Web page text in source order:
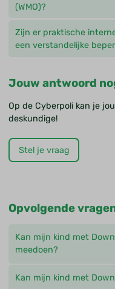
(WMO)?
Zijn er praktische
een verstandelijke
Jouw antwoord
Op de Cyberpoli kan je
deskundige!
Stel je vraag
Opvolgende
Kan mijn kind met
meedoen?
Kan mijn kind met